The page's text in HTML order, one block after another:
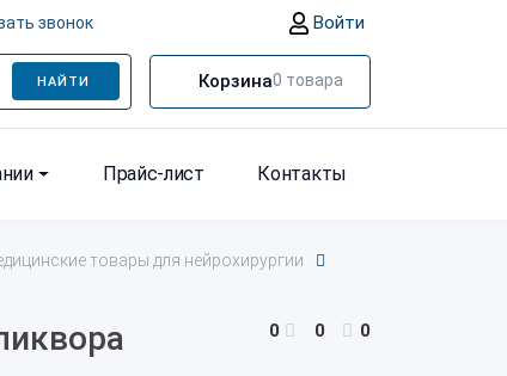
звонок Войти
НАЙТИ Корзина0 товара
Прайс-лист Контакты
товары для нейрохирургии
0 0 0